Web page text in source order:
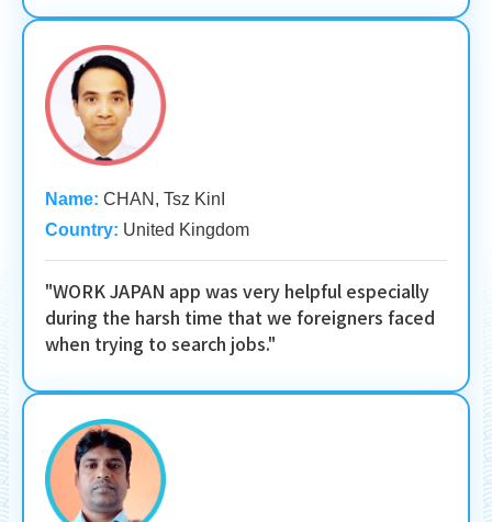
Name: CHAN, Tsz KinI
Country: United Kingdom
"WORK JAPAN app was very helpful especially
during the harsh time that we foreigners faced
when trying to search jobs."